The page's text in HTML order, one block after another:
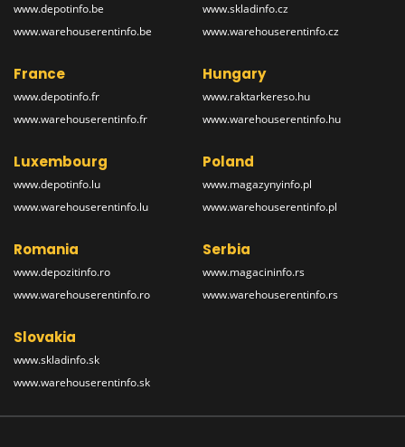
www.depotinfo.be
www.warehouserentinfo.be
www.skladinfo.cz
www.warehouserentinfo.cz
France
www.depotinfo.fr
www.warehouserentinfo.fr
Hungary
www.raktarkereso.hu
www.warehouserentinfo.hu
Luxembourg
www.depotinfo.lu
www.warehouserentinfo.lu
Poland
www.magazynyinfo.pl
www.warehouserentinfo.pl
Romania
www.depozitinfo.ro
www.warehouserentinfo.ro
Serbia
www.magacininfo.rs
www.warehouserentinfo.rs
Slovakia
www.skladinfo.sk
www.warehouserentinfo.sk